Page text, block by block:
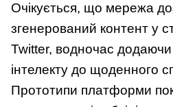
Очікується, що мережа
згенерований контент у
Twitter, водночас
інтелекту до щоденного
Прототипи платформи